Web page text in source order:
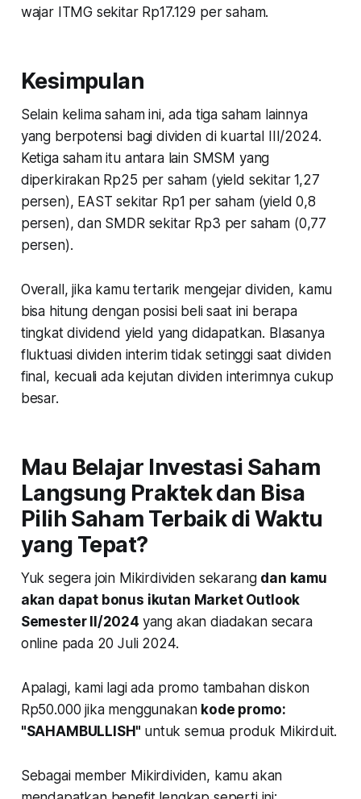
wajar ITMG sekitar Rp17.129 per saham.
Kesimpulan
Selain kelima saham ini, ada tiga saham lainnya
yang berpotensi bagi dividen di kuartal III/2024.
Ketiga saham itu antara lain SMSM yang
diperkirakan Rp25 per saham (yield sekitar 1,27
persen), EAST sekitar Rp1 per saham (yield 0,8
persen), dan SMDR sekitar Rp3 per saham (0,77
persen).
Overall, jika kamu tertarik mengejar dividen, kamu
bisa hitung dengan posisi beli saat ini berapa
tingkat dividend yield yang didapatkan. BIasanya
fluktuasi dividen interim tidak setinggi saat dividen
final, kecuali ada kejutan dividen interimnya cukup
besar.
Mau Belajar Investasi Saham
Langsung Praktek dan Bisa
Pilih Saham Terbaik di Waktu
yang Tepat?
Yuk segera join Mikirdividen sekarang dan kamu
akan dapat bonus ikutan Market Outlook
Semester II/2024 yang akan diadakan secara
online pada 20 Juli 2024.
Apalagi, kami lagi ada promo tambahan diskon
Rp50.000 jika menggunakan kode promo:
"SAHAMBULLISH" untuk semua produk Mikirduit.
Sebagai member Mikirdividen, kamu akan